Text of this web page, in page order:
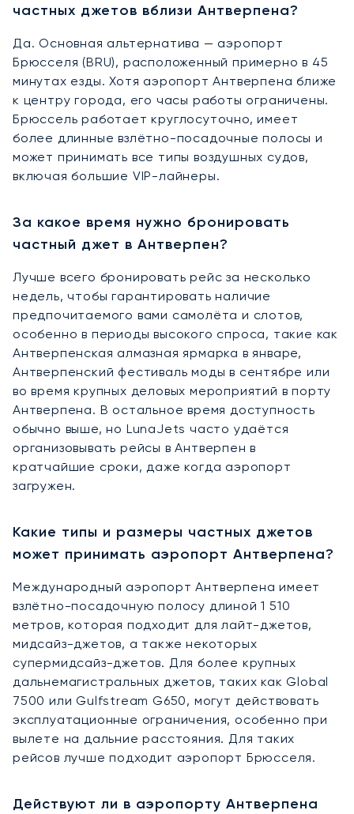
частных джетов вблизи Антверпена?
Да. Основная альтернатива — аэропорт
Брюсселя (BRU), расположенный примерно в 45
минутах езды. Хотя аэропорт Антверпена ближе
к центру города, его часы работы ограничены.
Брюссель работает круглосуточно, имеет
более длинные взлётно-посадочные полосы и
может принимать все типы воздушных судов,
включая большие VIP-лайнеры.
За какое время нужно бронировать
частный джет в Антверпен?
Лучше всего бронировать рейс за несколько
недель, чтобы гарантировать наличие
предпочитаемого вами самолёта и слотов,
особенно в периоды высокого спроса, такие как
Антверпенская алмазная ярмарка в январе,
Антверпенский фестиваль моды в сентябре или
во время крупных деловых мероприятий в порту
Антверпена. В остальное время доступность
обычно выше, но LunaJets часто удаётся
организовывать рейсы в Антверпен в
кратчайшие сроки, даже когда аэропорт
загружен.
Какие типы и размеры частных джетов
может принимать аэропорт Антверпена?
Международный аэропорт Антверпена имеет
взлётно-посадочную полосу длиной 1 510
метров, которая подходит для лайт-джетов,
мидсайз-джетов, а также некоторых
супермидсайз-джетов. Для более крупных
дальнемагистральных джетов, таких как Global
7500 или Gulfstream G650, могут действовать
эксплуатационные ограничения, особенно при
вылете на дальние расстояния. Для таких
рейсов лучше подходит аэропорт Брюсселя.
Действуют ли в аэропорту Антверпена